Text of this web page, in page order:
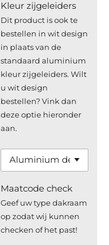
Kleur zijgeleiders
Dit product is ook te
bestellen in wit design
in plaats van de
standaard aluminium
kleur zijgeleiders. Wilt
u wit design
bestellen? Vink dan
deze optie hieronder
aan.
Maatcode check
Geef uw type dakraam
op zodat wij kunnen
checken of het past!